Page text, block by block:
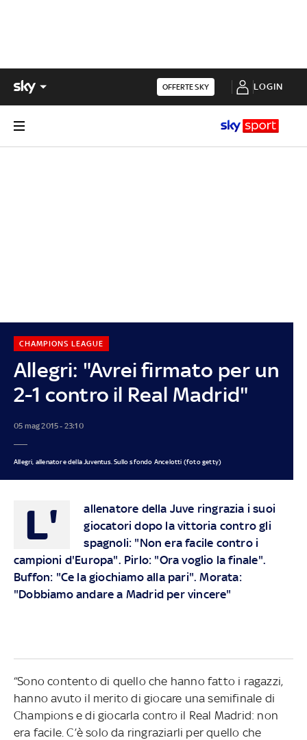
OFFERTE SKY LOGIN
Allegri: "Avrei firmato per un
2-1 contro il Real Madrid"
CHAMPIONS LEAGUE
05 mag 2015 - 23:10
Allegri, allenatore della Juventus. Sullo sfondo Ancelotti (foto getty)
L'
allenatore della Juve ringrazia i suoi
giocatori dopo la vittoria contro gli
spagnoli: "Non era facile contro i
campioni d'Europa". Pirlo: "Ora voglio la finale".
Buffon: "Ce la giochiamo alla pari". Morata:
"Dobbiamo andare a Madrid per vincere"
“Sono contento di quello che hanno fatto i ragazzi,
hanno avuto il merito di giocare una semifinale di
Champions e di giocarla contro il Real Madrid: non
era facile. C’è solo da ringraziarli per quello che